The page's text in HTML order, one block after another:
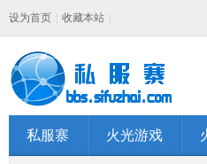
设为首页 收藏本站
私服寨 火光游戏